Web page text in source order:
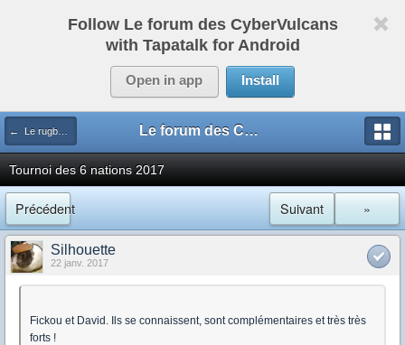
Follow Le forum des CyberVulcans
with Tapatalk for Android
Open in app Install
← Le rugby international Le forum des CyberVulcans
Tournoi des 6 nations 2017
Précédent »
Suivant
Silhouette
22 janv. 2017
Fickou et David. Ils se connaissent, sont complémentaires et très très
forts !